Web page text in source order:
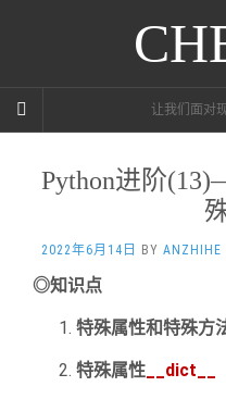
让我们面对
Python进阶
2022年6月14日 BY ANZHIHE
◎知识点
特殊属性和特殊方
特殊属性 __dict__